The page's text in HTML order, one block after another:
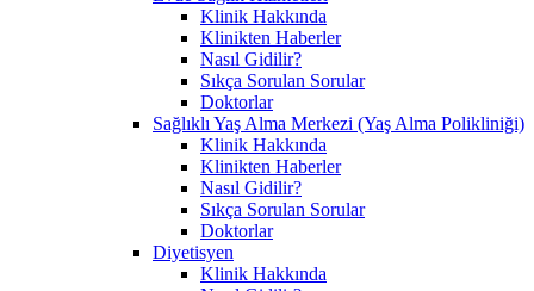
Klinik Hakkında
Klinikten Haberler
Nasıl Gidilir?
Sıkça Sorulan Sorular
Doktorlar
Sağlıklı Yaş Alma Merkezi (Yaş Alma Polikliniği)
Klinik Hakkında
Klinikten Haberler
Nasıl Gidilir?
Sıkça Sorulan Sorular
Doktorlar
Diyetisyen
Klinik Hakkında